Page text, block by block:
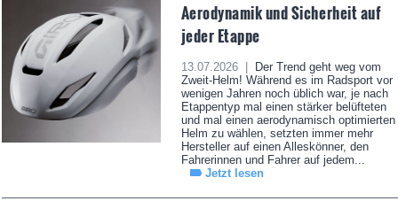
Aerodynamik und Sicherheit auf
jeder Etappe
13.07.2026 |
Der Trend geht weg vom
Zweit-Helm! Während es im Radsport vor
wenigen Jahren noch üblich war, je nach
Etappentyp mal einen stärker belüfteten
und mal einen aerodynamisch optimierten
Helm zu wählen, setzten immer mehr
Hersteller auf einen Alleskönner, den
Fahrerinnen und Fahrer auf jedem...
Jetzt lesen